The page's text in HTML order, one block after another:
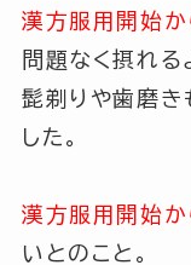
漢方服用開始か
問題なく摂れる
髭剃りや歯磨き
した。
漢方服用開始か
いとのこと。